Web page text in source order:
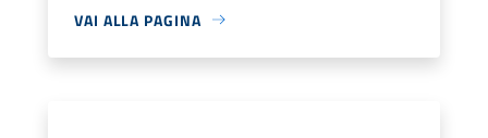
VAI ALLA PAGINA